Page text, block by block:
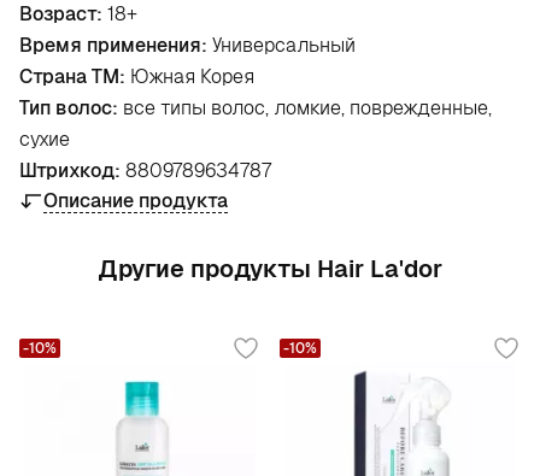
Возраст: 18+
Время применения: Универсальный
Страна ТМ: Южная Корея
Тип волос: все типы волос, ломкие, поврежденные,
сухие
Штрихкод: 8809789634787
Описание продукта
Другие продукты Hair La'dor
-10% -10%